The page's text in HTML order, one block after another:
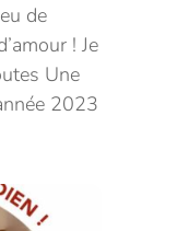
de
! Je
Une
2023